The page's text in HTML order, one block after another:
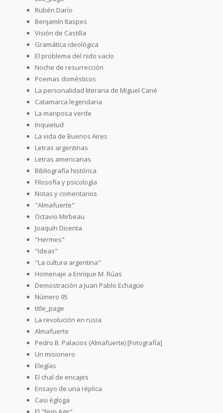
Rubén Darío
Benjamín Itaspes
Visión de Castilla
Gramática ideológica
El problema del nido vacío
Noche de resurrección
Poemas domésticos
La personalidad literaria de Miguel Cané
Catamarca legendaria
La mariposa verde
Inquietud
La vida de Buenos Aires
Letras argentinas
Letras americanas
Bibliografía histórica
Filosofía y psicología
Notas y comentarios
"Almafuerte"
Octavio Mirbeau
Joaquín Dicenta
"Hermes"
"Ideas"
"La cultura argentina"
Homenaje a Enrique M. Rúas
Demostración a Juan Pablo Echagüe
Número 95
title_page
La revolución en rusia
Almafuerte
Pedro B. Palacios (Almafuerte) [Fotografía]
Un misionero
Elegías
El chal de encajes
Ensayo de una réplica
Casi égloga